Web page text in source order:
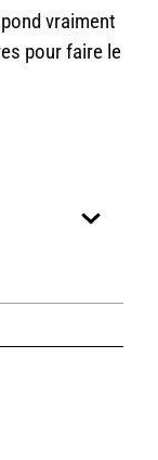
vraiment
pour faire le